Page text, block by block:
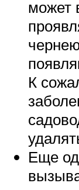
может
К
Еще